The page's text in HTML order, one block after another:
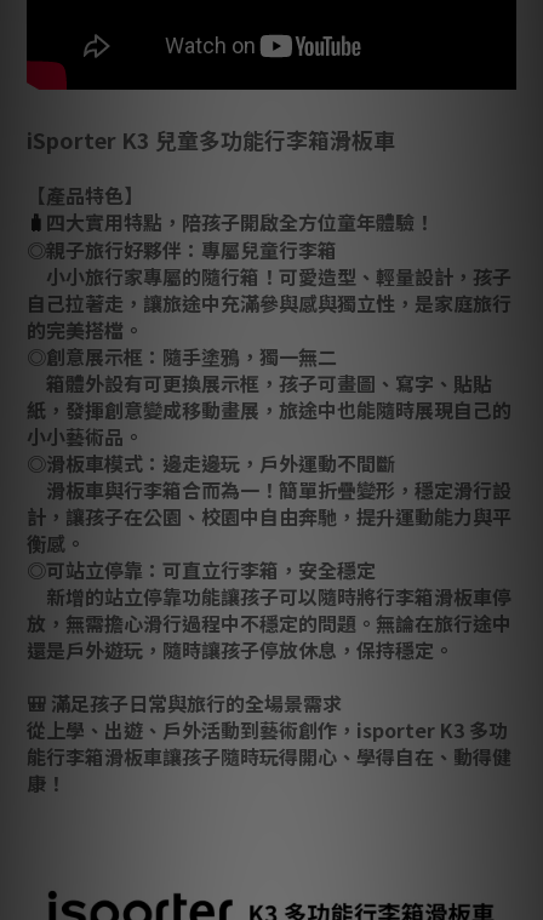
iSporter K3 兒童多功能行李箱滑板車
【產品特色】
🧳 四大實用特點，陪孩子開啟全方位童年體驗！
◎親子旅行好夥伴：專屬兒童行李箱
小小旅行家專屬的隨行箱！可愛造型、輕量設計，孩子
自己拉著走，讓旅途中充滿參與感與獨立性，是家庭旅行
的完美搭檔。
◎創意展示框：隨手塗鴉，獨一無二
箱體外設有可更換展示框，孩子可畫圖、寫字、貼貼
紙，發揮創意變成移動畫展，旅途中也能隨時展現自己的
小小藝術品。
◎滑板車模式：邊走邊玩，戶外運動不間斷
滑板車與行李箱合而為一！簡單折疊變形，穩定滑行設
計，讓孩子在公園、校園中自由奔馳，提升運動能力與平
衡感。
◎可站立停靠：可直立行李箱，安全穩定
新增的站立停靠功能讓孩子可以隨時將行李箱滑板車停
放，無需擔心滑行過程中不穩定的問題。無論在旅行途中
還是戶外遊玩，隨時讓孩子停放休息，保持穩定。
🎒 滿足孩子日常與旅行的全場景需求
從上學、出遊、戶外活動到藝術創作，isporter K3 多功
能行李箱滑板車讓孩子隨時玩得開心、學得自在、動得健
康！